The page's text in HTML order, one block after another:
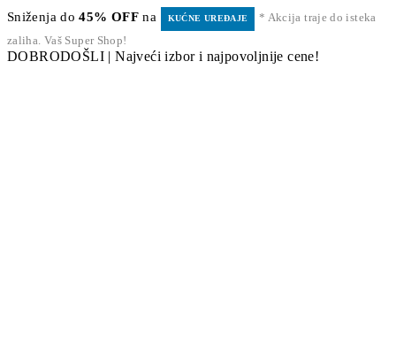
Sniženja do45% OFF na KUĆNE UREĐAJE
* Akcija traje do isteka
zaliha. Vaš Super Shop!
DOBRODOŠLI | Najveći izbor i najpovoljnije cene!